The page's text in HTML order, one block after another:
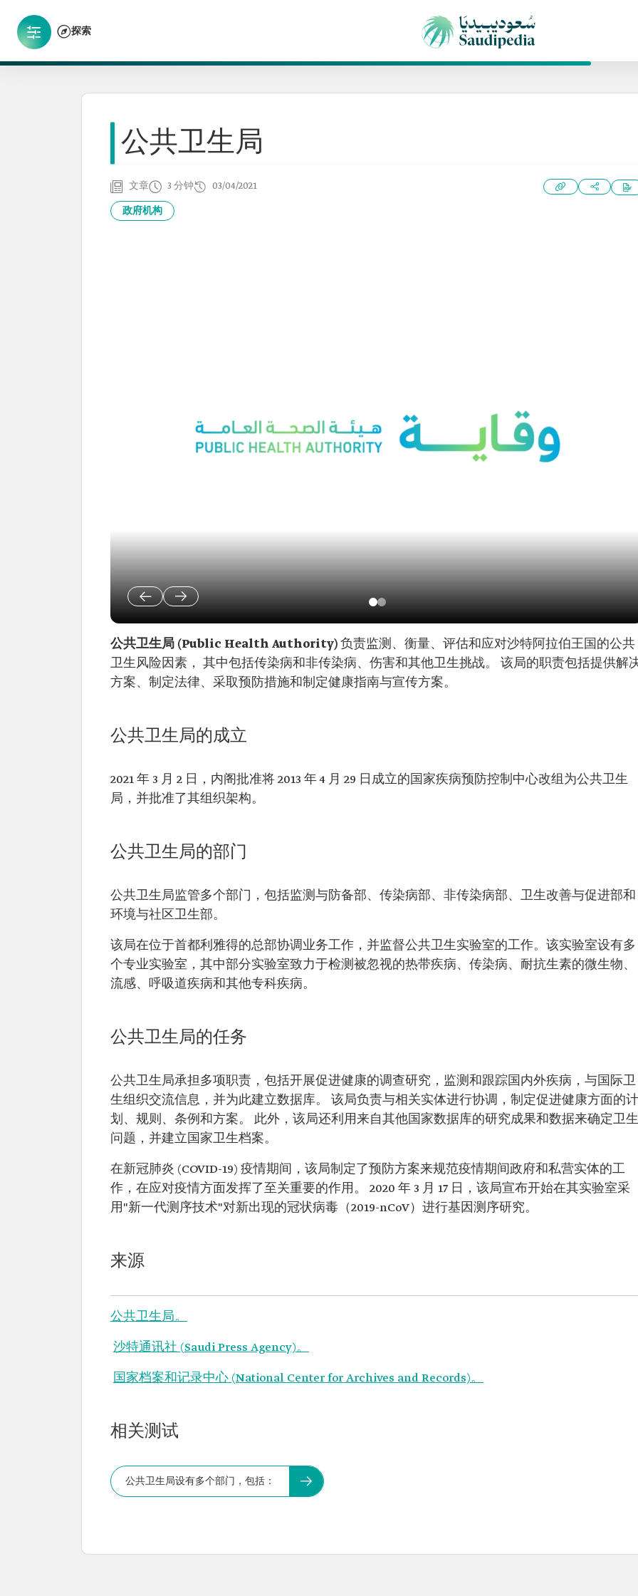
探索
公共卫生局
文章 3 分钟 03/04/2021
政府机构
公共卫生局 (Public Health Authority)负责监测、衡量、评估和应对沙特阿拉伯王国的公共
卫生风险因素， 其中包括传染病和非传染病、伤害和其他卫生挑战。 该局的职责包括提供解
方案、制定法律、采取预防措施和制定健康指南与宣传方案。
公共卫生局的成立
2021 年 3 月 2 日，内阁批准将 2013 年 4 月 29 日成立的国家疾病预防控制中心改组为公共卫生
局，并批准了其组织架构。
公共卫生局的部门
公共卫生局监管多个部门，包括监测与防备部、传染病部、非传染病部、卫生改善与促进部和
环境与社区卫生部。
该局在位于首都利雅得的总部协调业务工作，并监督公共卫生实验室的工作。该实验室设有多
个专业实验室，其中部分实验室致力于检测被忽视的热带疾病、传染病、耐抗生素的微生物、
流感、呼吸道疾病和其他专科疾病。
公共卫生局的任务
公共卫生局承担多项职责，包括开展促进健康的调查研究，监测和跟踪国内外疾病，与国际卫
生组织交流信息，并为此建立数据库。 该局负责与相关实体进行协调，制定促进健康方面的计
划、规则、条例和方案。 此外，该局还利用来自其他国家数据库的研究成果和数据来确定卫生
问题，并建立国家卫生档案。
在新冠肺炎 (COVID-19) 疫情期间，该局制定了预防方案来规范疫情期间政府和私营实体的工
作，在应对疫情方面发挥了至关重要的作用。 2020 年 3 月 17 日，该局宣布开始在其实验室采
用"新一代测序技术"对新出现的冠状病毒（2019-nCoV）进行基因测序研究。
来源
公共卫生局。
沙特通讯社 (Saudi Press Agency)。
国家档案和记录中心 (National Center for Archives and Records)。
相关测试
公共卫生局设有多个部门，包括：